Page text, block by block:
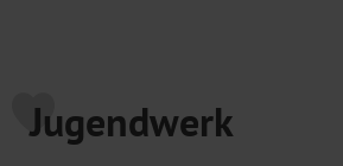
Jugendwerk